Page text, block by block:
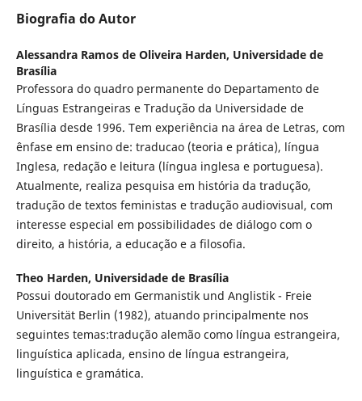
Biografia do Autor
Alessandra Ramos de Oliveira Harden, Universidade de
Brasília
Professora do quadro permanente do Departamento de
Línguas Estrangeiras e Tradução da Universidade de
Brasília desde 1996. Tem experiência na área de Letras, com
ênfase em ensino de: traducao (teoria e prática), língua
Inglesa, redação e leitura (língua inglesa e portuguesa).
Atualmente, realiza pesquisa em história da tradução,
tradução de textos feministas e tradução audiovisual, com
interesse especial em possibilidades de diálogo com o
direito, a história, a educação e a filosofia.
Theo Harden, Universidade de Brasília
Possui doutorado em Germanistik und Anglistik - Freie
Universität Berlin (1982), atuando principalmente nos
seguintes temas:tradução alemão como língua estrangeira,
linguística aplicada, ensino de língua estrangeira,
linguística e gramática.